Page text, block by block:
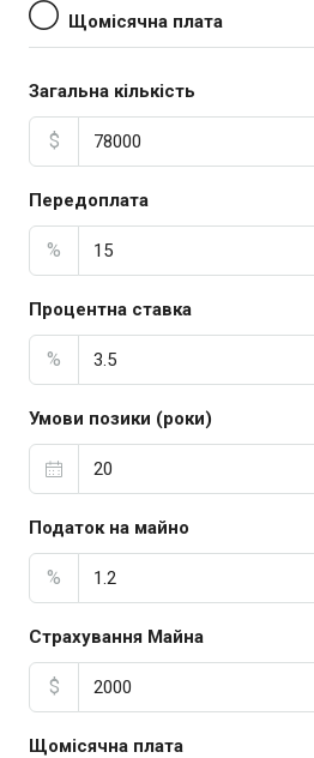
Щомісячна плата
Загальна кількість
$
Передоплата
%
Процентна ставка
%
Умови позики (роки)
Податок на майно
%
Страхування Майна
$
Щомісячна плата